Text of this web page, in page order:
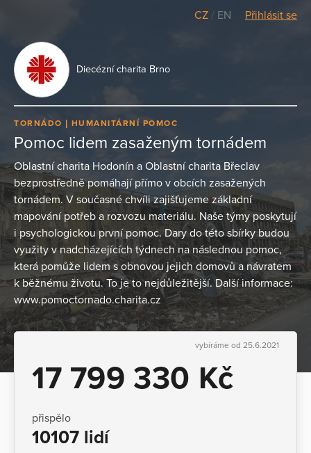
CZ / EN Přihlásit se
Diecézní charita Brno
TORNÁDO HUMANITÁRNÍ POMOC
Pomoc lidem zasaženým tornádem
Oblastní charita Hodonín a Oblastní charita Břeclav
bezprostředně pomáhají přímo v obcích zasažených
tornádem. V současné chvíli zajišťujeme základní
mapování potřeb a rozvozu materiálu. Naše týmy poskytují
i psychologickou první pomoc. Dary do této sbírky budou
využity v nadcházejících týdnech na následnou pomoc,
která pomůže lidem s obnovou jejich domovů a návratem
k běžnému životu. To je to nejdůležitější. Další informace:
www.pomoctornado.charita.cz
vybíráme od 25.6.2021
17 799 330 Kč
přispělo
10107 lidí